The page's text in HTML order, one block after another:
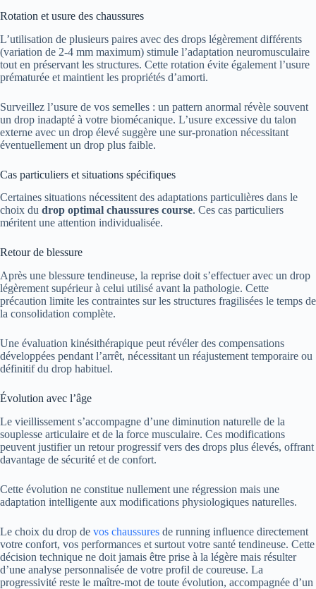
Rotation et usure des chaussures
L’utilisation de plusieurs paires avec des drops légèrement différents
(variation de 2-4 mm maximum) stimule l’adaptation neuromusculaire
tout en préservant les structures. Cette rotation évite également l’usure
prématurée et maintient les propriétés d’amorti.
Surveillez l’usure de vos semelles : un pattern anormal révèle souvent
un drop inadapté à votre biomécanique. L’usure excessive du talon
externe avec un drop élevé suggère une sur-pronation nécessitant
éventuellement un drop plus faible.
Cas particuliers et situations spécifiques
Certaines situations nécessitent des adaptations particulières dans le
choix du drop optimal chaussures course. Ces cas particuliers
méritent une attention individualisée.
Retour de blessure
Après une blessure tendineuse, la reprise doit s’effectuer avec un drop
légèrement supérieur à celui utilisé avant la pathologie. Cette
précaution limite les contraintes sur les structures fragilisées le temps de
la consolidation complète.
Une évaluation kinésithérapique peut révéler des compensations
développées pendant l’arrêt, nécessitant un réajustement temporaire ou
définitif du drop habituel.
Évolution avec l’âge
Le vieillissement s’accompagne d’une diminution naturelle de la
souplesse articulaire et de la force musculaire. Ces modifications
peuvent justifier un retour progressif vers des drops plus élevés, offrant
davantage de sécurité et de confort.
Cette évolution ne constitue nullement une régression mais une
adaptation intelligente aux modifications physiologiques naturelles.
Le choix du drop de vos chaussures de running influence directement
votre confort, vos performances et surtout votre santé tendineuse. Cette
décision technique ne doit jamais être prise à la légère mais résulter
d’une analyse personnalisée de votre profil de coureuse. La
progressivité reste le maître-mot de toute évolution, accompagnée d’un